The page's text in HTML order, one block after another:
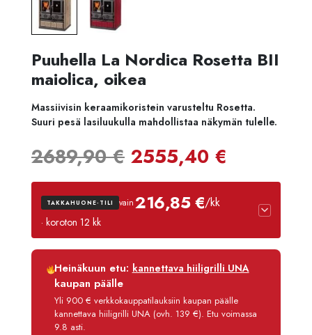
Puuhella La Nordica Rosetta BII
maiolica, oikea
Massiivisin keraamikoristein varusteltu Rosetta.
Suuri pesä lasiluukulla mahdollistaa näkymän tulelle.
2689,90€ Alkuperäinen
hinta
oli:
2689,90 €.
2555,40 €
hinta
TAKKAHUONE-TILI vain216,85 €/kk
· koroton 12 kk
Luottoaika
12 kk
Korko
Käsittelymaksu
3,90 €/kk
Maksettava yhteensä
2 602,20 €
Heinäkuun etu: kannettava hiiligrilli UNA
kaupan päälle
Yli 900 € verkkokauppatilauksiin kaupan päälle
kannettava hiiligrilli UNA (ovh. 139 €). Etu voimassa
9.8 asti.